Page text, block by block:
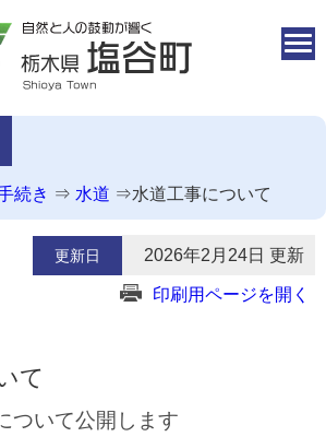
続き ⇒ 水道 ⇒水道工事について
更新日 2026年2月24日 更新
印刷用ページを開く
て
ついて公開します